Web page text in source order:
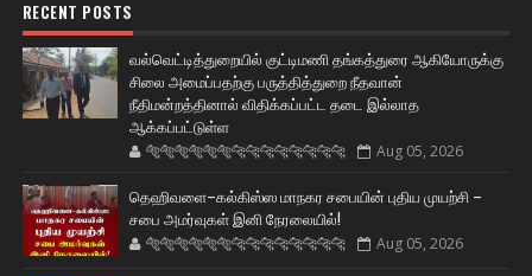
RECENT POSTS
வல்வெட்டித்துறையில் குட்டிமணி தங்கத்துரை ஆகியோருக்கு
சிலை அமைப்பதற்கு பருத்தித்துறை நீதவான்
நீதிமன்றத்தினால் விதிக்கப்பட்ட தடை இல்லாத
ஆக்கப்பட்டுள்ள
🐅🐅🐅🐅🐅🐅🐆🐆🐆🐆🐆🐆🐆🐆 Aug 05, 2026
தெஹிவளை–கல்கிஸ்ஸ மாநகர சபையின் புதிய முயற்சி –
சபை அமர்வுகள் இனி நேரலையில்!
🐅🐅🐅🐅🐅🐅🐆🐆🐆🐆🐆🐆🐆🐆 Aug 05, 2026